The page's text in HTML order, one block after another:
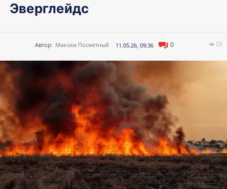
Эверглейдс
Автор: Максим Посметный 11.05.26, 09:36 0 23